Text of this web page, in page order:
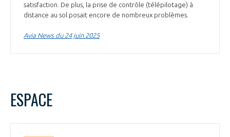
satisfaction. De plus, la prise de contrôle (télépilotage) à
distance au sol posait encore de nombreux problèmes.
Avia News du 24 juin 2025
ESPACE